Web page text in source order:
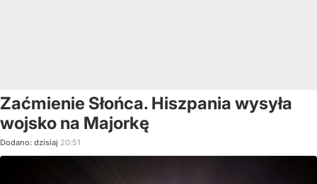
Zaćmienie Słońca. Hiszpania wysyła
wojsko na Majorkę
Dodano: dzisiaj 20:51